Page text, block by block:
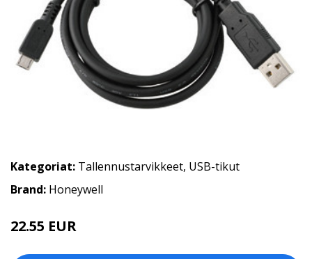
Kategoriat: Tallennustarvikkeet, USB-tikut
Brand: Honeywell
22.55 EUR